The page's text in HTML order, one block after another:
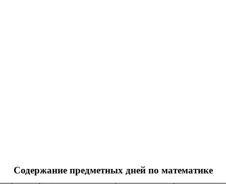
Содержание предметных дней по математике